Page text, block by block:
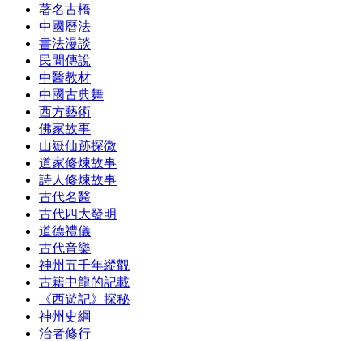
著名古橋
中國曆法
書法漫談
民間傳說
中醫教材
中國古典舞
西方藝術
佛家故事
山嶽仙跡探微
道家修煉故事
詩人修煉故事
古代名醫
古代四大發明
道德禮儀
古代音樂
神州五千年縱觀
古籍中龍的記載
《西遊記》探秘
神州史綱
治者修行